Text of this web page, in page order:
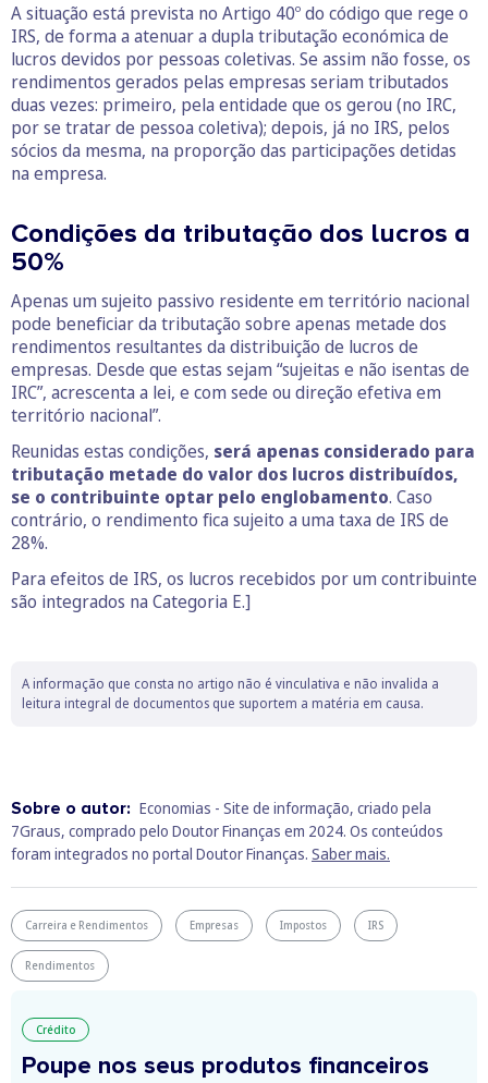
A situação está prevista no Artigo 40º do código que rege o
IRS, de forma a atenuar a dupla tributação económica de
lucros devidos por pessoas coletivas. Se assim não fosse, os
rendimentos gerados pelas empresas seriam tributados
duas vezes: primeiro, pela entidade que os gerou (no IRC,
por se tratar de pessoa coletiva); depois, já no IRS, pelos
sócios da mesma, na proporção das participações detidas
na empresa.
Condições da tributação dos lucros a
50%
Apenas um sujeito passivo residente em território nacional
pode beneficiar da tributação sobre apenas metade dos
rendimentos resultantes da distribuição de lucros de
empresas. Desde que estas sejam “sujeitas e não isentas de
IRC”, acrescenta a lei, e com sede ou direção efetiva em
território nacional”.
Reunidas estas condições, será apenas considerado para
tributação metade do valor dos lucros distribuídos,
se o contribuinte optar pelo englobamento. Caso
contrário, o rendimento fica sujeito a uma taxa de IRS de
28%.
Para efeitos de IRS, os lucros recebidos por um contribuinte
são integrados na Categoria E.]
A informação que consta no artigo não é vinculativa e não invalida a
leitura integral de documentos que suportem a matéria em causa.
Sobre o autor: Economias - Site de informação, criado pela
7Graus, comprado pelo Doutor Finanças em 2024. Os conteúdos
foram integrados no portal Doutor Finanças. Saber mais.
Carreira e Rendimentos Empresas Impostos IRS
Rendimentos
Crédito
Poupe nos seus produtos financeiros